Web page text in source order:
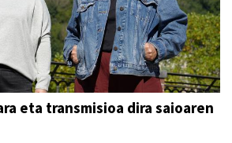
eta transmisioa dira saioaren